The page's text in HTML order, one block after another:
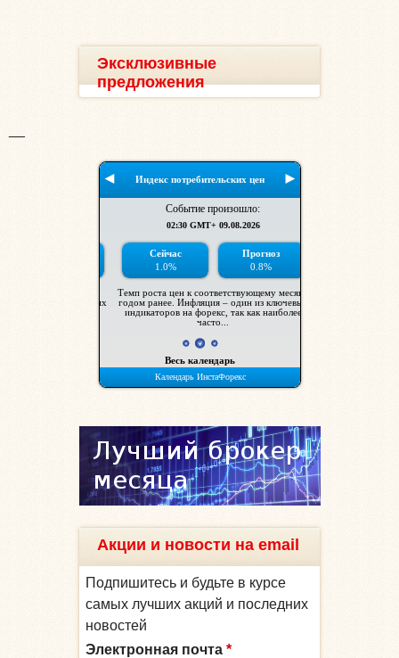
Эксклюзивные
предложения
Акции и новости на email
Подпишитесь и будьте в курсе
самых лучших акций и последних
новостей
Электронная почта *